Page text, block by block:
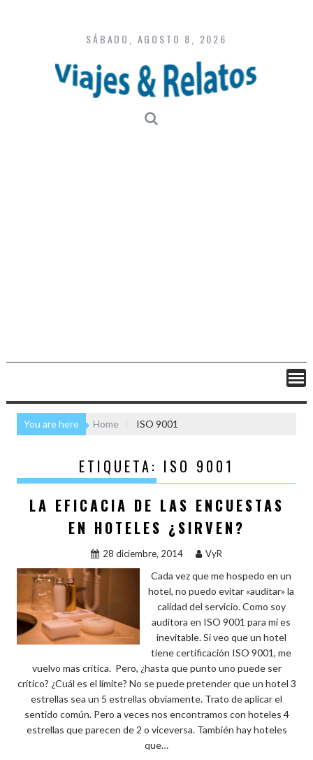
content
SÁBADO, AGOSTO 8, 2026
You are here Home ISO 9001
ETIQUETA: ISO 9001
LA EFICACIA DE LAS ENCUESTAS
EN HOTELES ¿SIRVEN?
28 diciembre, 2014 VyR
Cada vez que me hospedo en un
hotel, no puedo evitar «auditar» la
calidad del servicio. Como soy
auditora en ISO 9001 para mi es
inevitable. Si veo que un hotel
tiene certificación ISO 9001, me
vuelvo mas crítica. Pero, ¿hasta que punto uno puede ser
crítico? ¿Cuál es el límite? No se puede pretender que un hotel 3
estrellas sea un 5 estrellas obviamente. Trato de aplicar el
sentido común. Pero a veces nos encontramos con hoteles 4
estrellas que parecen de 2 o viceversa. También hay hoteles
que…